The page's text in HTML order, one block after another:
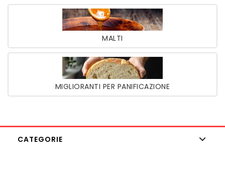
MALTI
MIGLIORANTI PER PANIFICAZIONE
CATEGORIE